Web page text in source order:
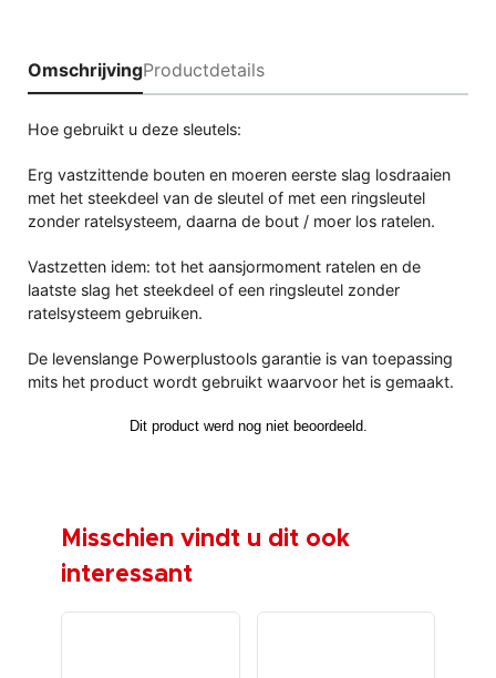
OmschrijvingProductdetails
Hoe gebruikt u deze sleutels:
Erg vastzittende bouten en moeren eerste slag losdraaien
met het steekdeel van de sleutel of met een ringsleutel
zonder ratelsysteem, daarna de bout / moer los ratelen.
Vastzetten idem: tot het aansjormoment ratelen en de
laatste slag het steekdeel of een ringsleutel zonder
ratelsysteem gebruiken.
De levenslange Powerplustools garantie is van toepassing
mits het product wordt gebruikt waarvoor het is gemaakt.
Misschien vindt u dit ook
interessant